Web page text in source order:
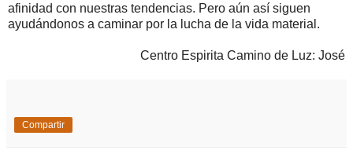
afinidad con nuestras tendencias. Pero aún así siguen
ayudándonos a caminar por la lucha de la vida material.
Centro Espirita Camino de Luz: José
Compartir